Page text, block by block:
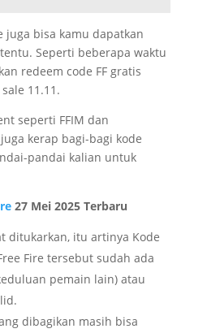
juga bisa kamu dapatkan
Seperti beberapa waktu
redeem code FF gratis
11.11.
seperti FFIM dan
kerap bagi-bagi kode
pandai kalian untuk
27 Mei 2025 Terbaru
ditukarkan, itu artinya Kode
Fire tersebut sudah ada
pemain lain) atau
dibagikan masih bisa